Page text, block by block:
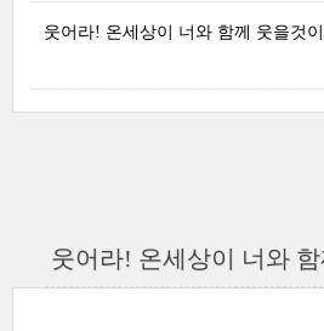
웃어라! 온세상이 너와 함께 웃을것이
웃어라! 온세상이 너와